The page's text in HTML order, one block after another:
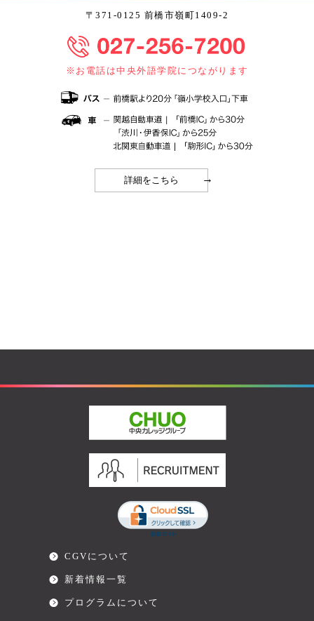
〒371-0125 前橋市嶺町1409-2
※お電話は中央外語学院につながります
詳細をこちら →
CGVについて
新着情報一覧
プログラムについて